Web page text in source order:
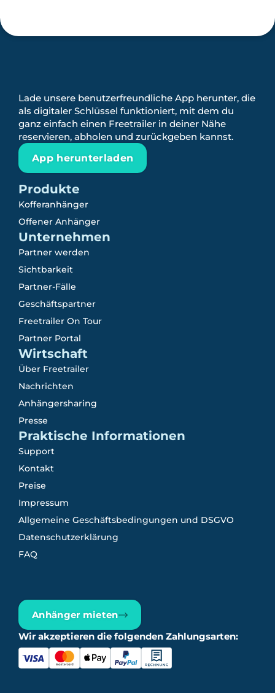
Lade unsere benutzerfreundliche App herunter, die
als digitaler Schlüssel funktioniert, mit dem du
ganz einfach einen Freetrailer in deiner Nähe
reservieren, abholen und zurückgeben kannst.
App herunterladen
Produkte
Kofferanhänger
Offener Anhänger
Unternehmen
Partner werden
Sichtbarkeit
Partner-Fälle
Geschäftspartner
Freetrailer On Tour
Partner Portal
Wirtschaft
Über Freetrailer
Nachrichten
Anhängersharing
Presse
Praktische Informationen
Support
Kontakt
Preise
Impressum
Allgemeine Geschäftsbedingungen und DSGVO
Datenschutzerklärung
FAQ
Anhänger mieten
Wir akzeptieren die folgenden Zahlungsarten: